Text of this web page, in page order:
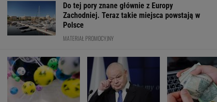
Do tej pory znane głównie z Europy
Zachodniej. Teraz takie miejsca powstają w
Polsce
MATERIAŁ PROMOCYJNY